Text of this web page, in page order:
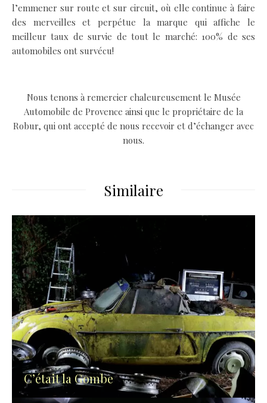
l’emmener sur route et sur circuit, où elle continue à faire
des merveilles et perpétue la marque qui affiche le
meilleur taux de survie de tout le marché: 100% de ses
automobiles ont survécu!
Nous tenons à remercier chaleureusement le Musée
Automobile de Provence ainsi que le propriétaire de la
Robur, qui ont accepté de nous recevoir et d’échanger avec
nous.
Similaire
C’était la Gombe